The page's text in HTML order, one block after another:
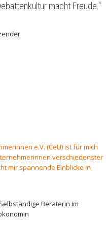
macht Freude.“
e.V. (CeU) ist für mich
verschiedenster
mir spannende Einblicke in
Beraterin im